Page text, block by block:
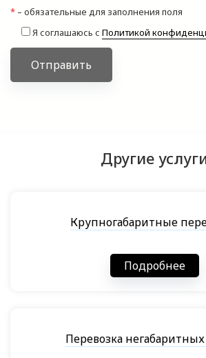
* – обязательные для заполнения поля
Я соглашаюсь с Политикой
Отправить
Другие
Крупногабаритные
Подробнее
Перевозка негабаритных